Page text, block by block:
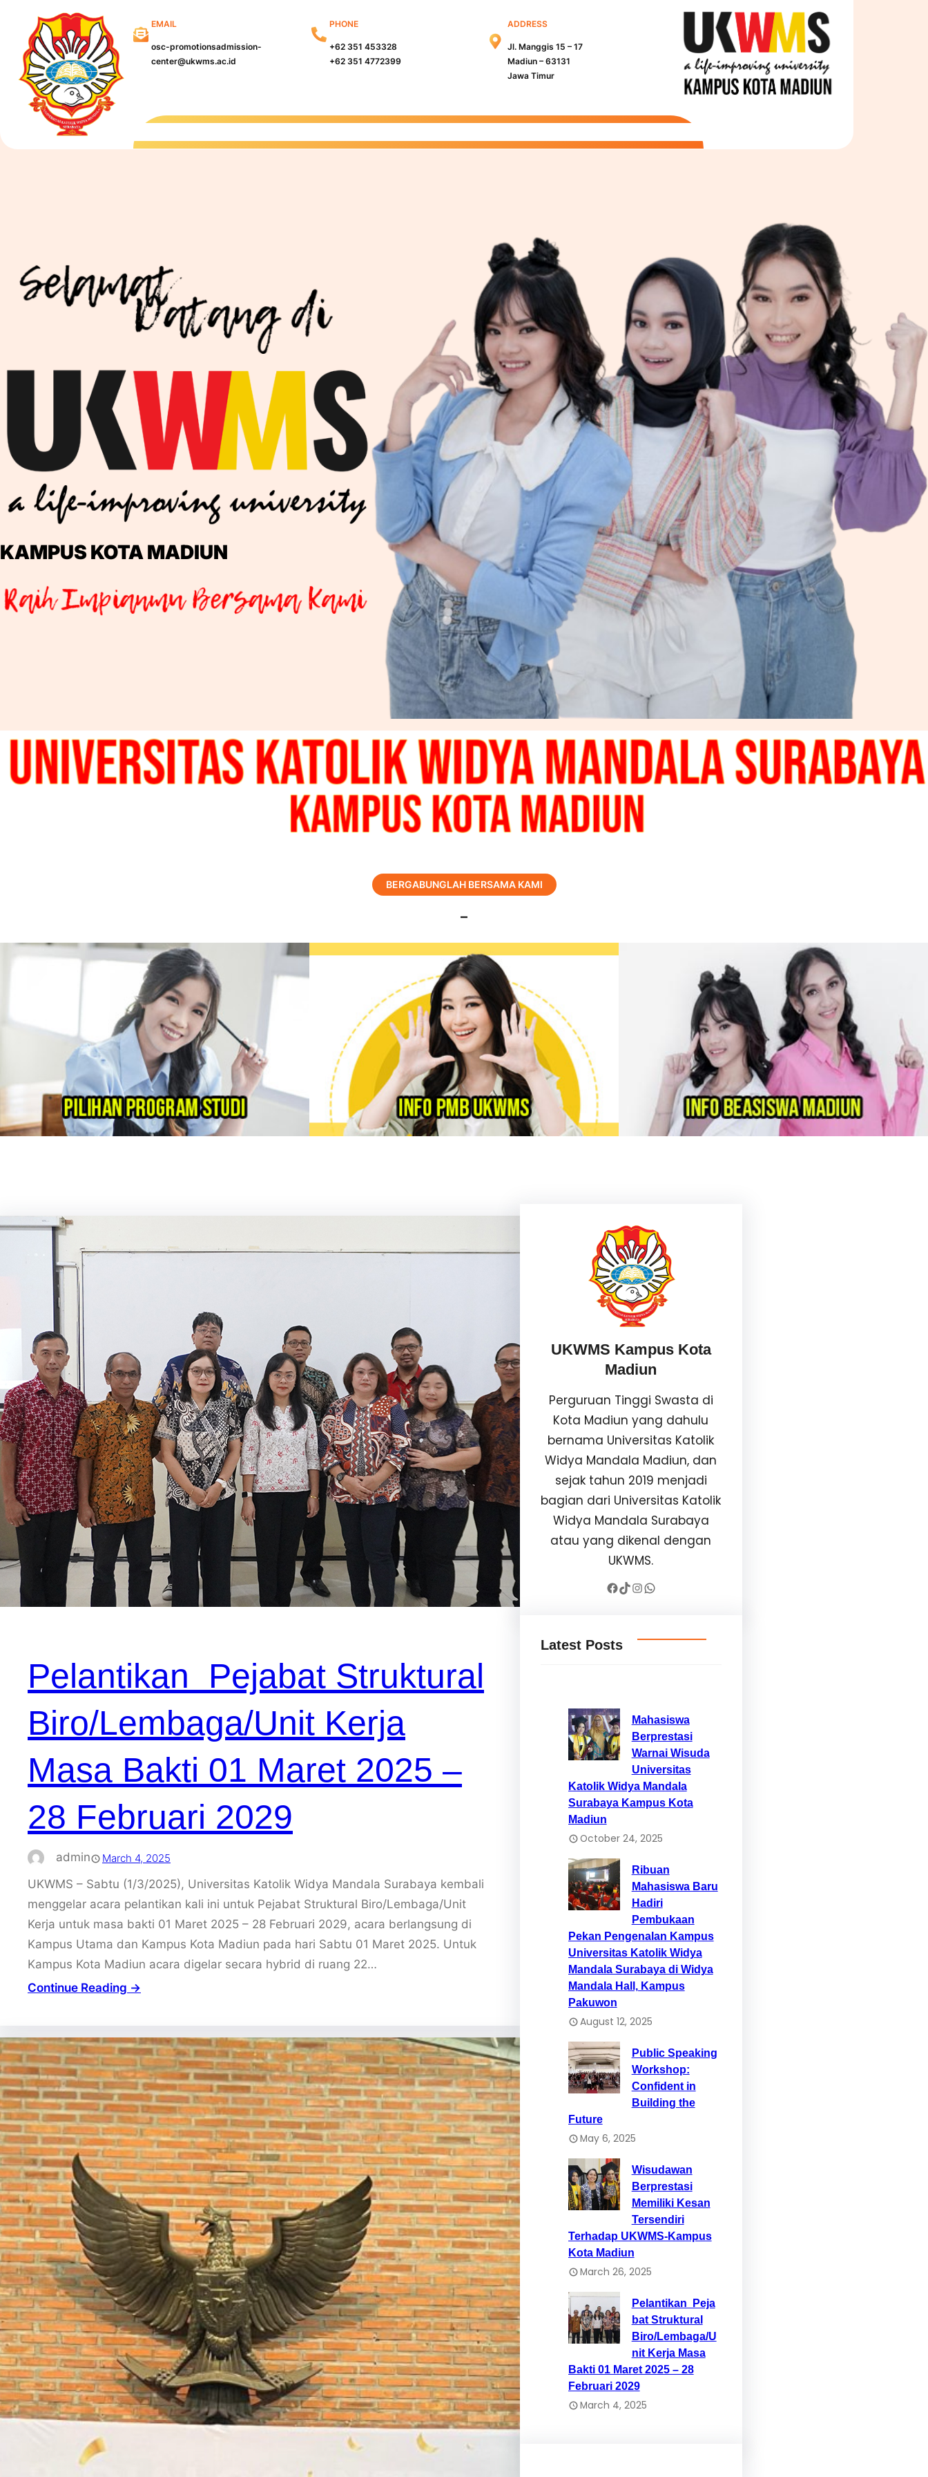
content
EMAIL
osc-promotionsadmission-
center@ukwms.ac.id
PHONE
+62 351 453328
+62 351 4772399
ADDRESS
Jl. Manggis 15 – 17
Madiun – 63131
Jawa Timur
KAMPUS KOTA MADIUN
BERGABUNGLAH BERSAMA KAMI
–
Pelantikan Pejabat Struktural
Biro/Lembaga/Unit Kerja
Masa Bakti 01 Maret 2025 –
28 Februari 2029
admin March 4, 2025
UKWMS – Sabtu (1/3/2025), Universitas Katolik Widya Mandala Surabaya kembali
menggelar acara pelantikan kali ini untuk Pejabat Struktural Biro/Lembaga/Unit
Kerja untuk masa bakti 01 Maret 2025 – 28 Februari 2029, acara berlangsung di
Kampus Utama dan Kampus Kota Madiun pada hari Sabtu 01 Maret 2025. Untuk
Kampus Kota Madiun acara digelar secara hybrid di ruang 22…
Continue Reading →
UKWMS Kampus Kota
Madiun
Perguruan Tinggi Swasta di
Kota Madiun yang dahulu
bernama Universitas Katolik
Widya Mandala Madiun, dan
sejak tahun 2019 menjadi
bagian dari Universitas Katolik
Widya Mandala Surabaya
atau yang dikenal dengan
UKWMS.
Facebook TikTok InstagramWhatsApp
Latest Posts
Mahasiswa
Berprestasi
Warnai Wisuda
Universitas
Katolik Widya Mandala
Surabaya Kampus Kota
Madiun
October 24, 2025
Ribuan
Mahasiswa Baru
Hadiri
Pembukaan
Pekan Pengenalan Kampus
Universitas Katolik Widya
Mandala Surabaya di Widya
Mandala Hall, Kampus
Pakuwon
August 12, 2025
Public Speaking
Workshop:
Confident in
Building the
Future
May 6, 2025
Wisudawan
Berprestasi
Memiliki Kesan
Tersendiri
Terhadap UKWMS-Kampus
Kota Madiun
March 26, 2025
Pelantikan Peja
bat Struktural
Biro/Lembaga/U
nit Kerja Masa
Bakti 01 Maret 2025 – 28
Februari 2029
March 4, 2025